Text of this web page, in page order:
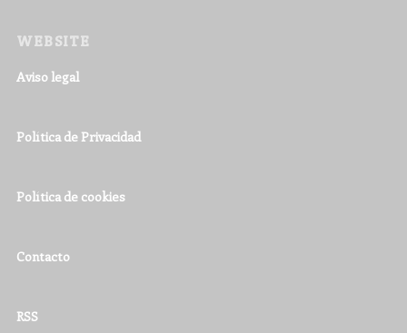
WEBSITE
Aviso legal
Política de Privacidad
Política de cookies
Contacto
RSS